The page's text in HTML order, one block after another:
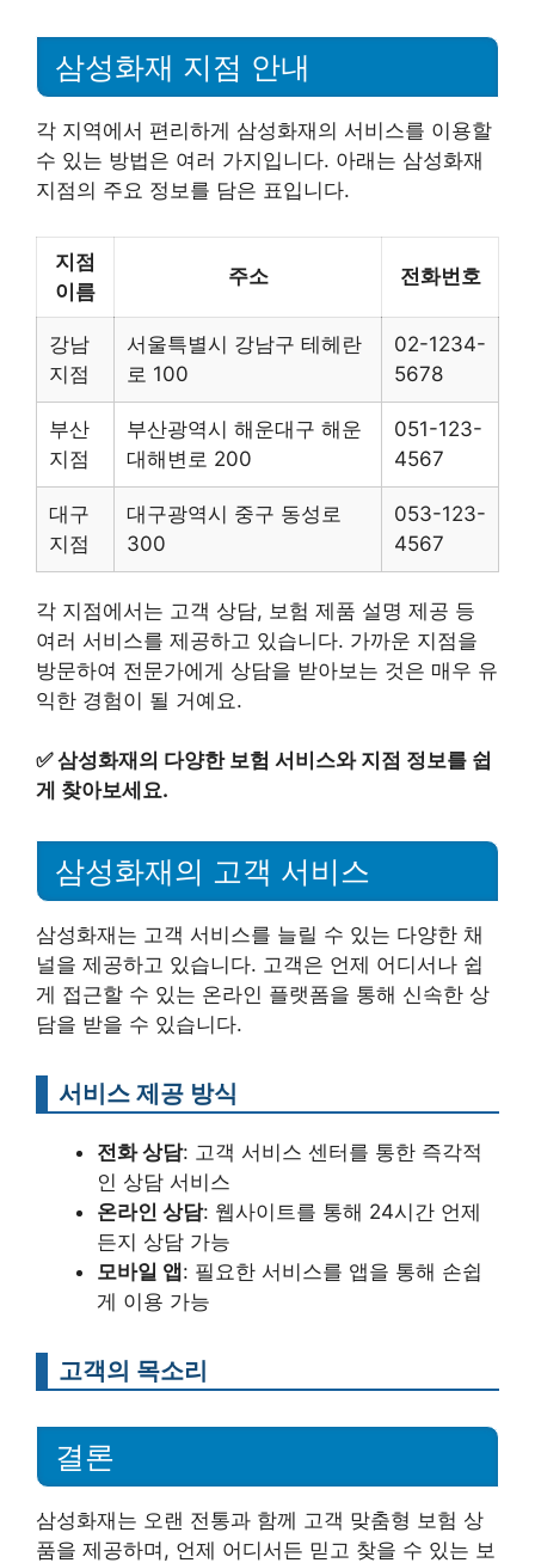
삼성화재 지점 안내
각 지역에서 편리하게 삼성화재의 서비스를 이용할
수 있는 방법은 여러 가지입니다. 아래는 삼성화재
지점의 주요 정보를 담은 표입니다.
지점
이름
주소 전화번호
강남
지점
서울특별시 강남구 테헤란
로 100
02-1234-
5678
부산
지점
부산광역시 해운대구 해운
대해변로 200
051-123-
4567
대구
지점
대구광역시 중구 동성로
300
053-123-
4567
각 지점에서는 고객 상담, 보험 제품 설명 제공 등
여러 서비스를 제공하고 있습니다. 가까운 지점을
방문하여 전문가에게 상담을 받아보는 것은 매우 유
익한 경험이 될 거예요.
✅삼성화재의 다양한 보험 서비스와 지점 정보를 쉽
게 찾아보세요.
삼성화재의 고객 서비스
삼성화재는 고객 서비스를 늘릴 수 있는 다양한 채
널을 제공하고 있습니다. 고객은 언제 어디서나 쉽
게 접근할 수 있는 온라인 플랫폼을 통해 신속한 상
담을 받을 수 있습니다.
서비스 제공 방식
전화 상담: 고객 서비스 센터를 통한 즉각적
인 상담 서비스
온라인 상담: 웹사이트를 통해 24시간 언제
든지 상담 가능
모바일 앱 : 필요한 서비스를 앱을 통해 손쉽
게 이용 가능
고객의 목소리
결론
삼성화재는 오랜 전통과 함께 고객 맞춤형 보험 상
품을 제공하며, 언제 어디서든 믿고 찾을 수 있는 보